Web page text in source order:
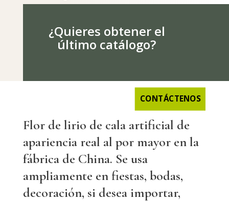
¿Quieres obtener el
último catálogo?
CONTÁCTENOS
Flor de lirio de cala artificial de
apariencia real al por mayor en la
fábrica de China. Se usa
ampliamente en fiestas, bodas,
decoración, si desea importar,